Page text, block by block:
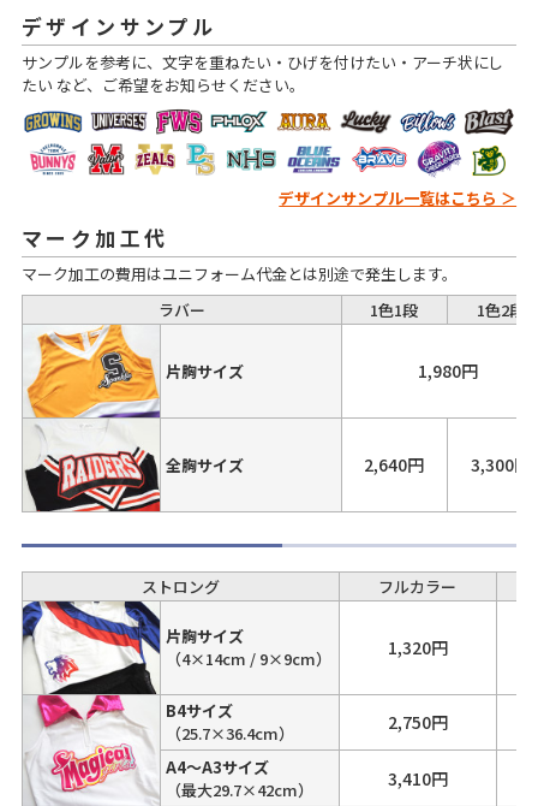
デザインサンプル
サンプルを参考に、文字を重ねたい・ひげを付けたい・アーチ状にし
たい など、ご希望をお知らせください。
デザインサンプル一覧はこちら ＞
マーク加工代
マーク加工の費用はユニフォーム代金とは別途で発生します。
ラバー
1色1段 1色2段
片胸サイズ 1,980円
全胸サイズ 2,640円 3,300円
ストロング フルカラー
片胸サイズ
（4×14cm / 9×9cm）
1,320円
B4サイズ
（25.7×36.4cm）
2,750円
A4～A3サイズ
（最大29.7×42cm）
3,410円